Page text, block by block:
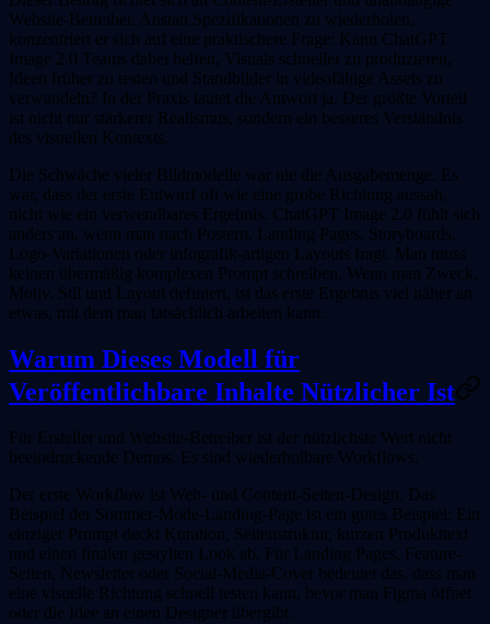
Website-Betreiber. Anstatt Spezifikationen zu wiederholen,
konzentriert er sich auf eine praktischere Frage: Kann ChatGPT
Image 2.0 Teams dabei helfen, Visuals schneller zu produzieren,
Ideen früher zu testen und Standbilder in videofähige Assets zu
verwandeln? In der Praxis lautet die Antwort ja. Der größte Vorteil
ist nicht nur stärkerer Realismus, sondern ein besseres Verständnis
des visuellen Kontexts.
Die Schwäche vieler Bildmodelle war nie die Ausgabemenge. Es
war, dass der erste Entwurf oft wie eine grobe Richtung aussah,
nicht wie ein verwendbares Ergebnis. ChatGPT Image 2.0 fühlt sich
anders an, wenn man nach Postern, Landing Pages, Storyboards,
Logo-Variationen oder infografik-artigen Layouts fragt. Man muss
keinen übermäßig komplexen Prompt schreiben. Wenn man Zweck,
Motiv, Stil und Layout definiert, ist das erste Ergebnis viel näher an
etwas, mit dem man tatsächlich arbeiten kann.
Warum Dieses Modell für
Veröffentlichbare Inhalte Nützlicher Ist
Für Ersteller und Website-Betreiber ist der nützlichste Wert nicht
beeindruckende Demos. Es sind wiederholbare Workflows.
Der erste Workflow ist Web- und Content-Seiten-Design.
Das
Beispiel der Sommer-Mode-Landing-Page ist ein gutes Beispiel: Ein
einziger Prompt deckt Kuration, Seitenstruktur, kurzen Produkttext
und einen finalen gestylten Look ab. Für Landing Pages, Feature-
Seiten, Newsletter oder Social-Media-Cover bedeutet das, dass man
eine visuelle Richtung schnell testen kann, bevor man Figma öffnet
oder die Idee an einen Designer übergibt.